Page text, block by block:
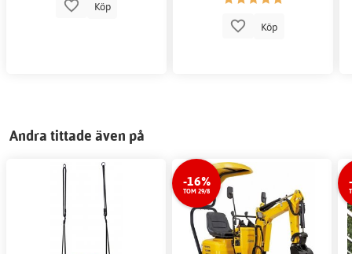
Köp
Köp
Andra tittade även på
-16%
TOM 29/8